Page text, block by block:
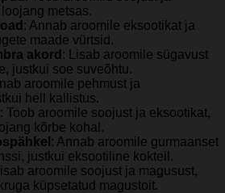
metsas.
: Annab aroomile eksootikat ja
maade vürtsid.
akord : Lisab aroomile sügavust
justkui soe suveõhtu.
aroomile pehmust ja
hell kallistus.
: Toob aroomile soojust ja eksootikat,
kõrbe kohal.
: Annab aroomile gurmaanset
justkui eksootiline kokteil.
aroomile soojust ja magusust,
küpsetatud magustoit.